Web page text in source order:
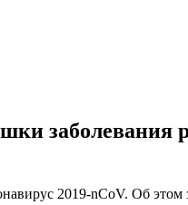
заболевания
2019-nCoV. Об